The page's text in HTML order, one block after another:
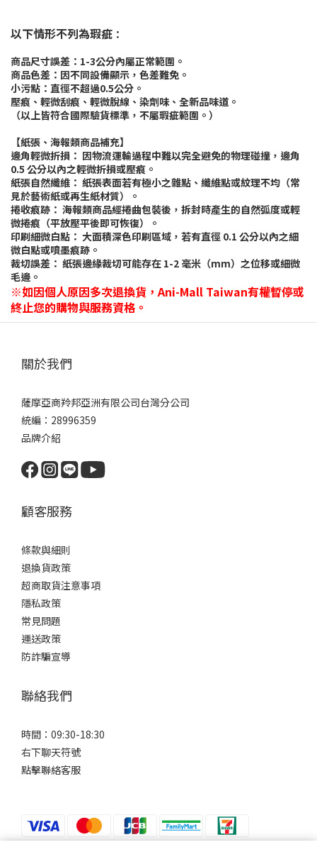
以下情形不列為瑕疵 ：
商品尺寸誤差：1-3公分內屬正常範圍。
商品色差：因不同設備顯示，色差難免。
小污點：直徑不超過0.5公分。
壓痕、輕微刮痕、輕微脫線、染劑味、全新品味道。
（以上皆符合國際驗貨標準，不屬瑕疵範圍。）
【紙張、海報類商品補充】
邊角輕微折損： 因物流運輸過程中難以完全避免的物理碰撞，邊角
0.5 公分以內之輕微折損或壓痕。
紙張自然纖維： 紙張表面若有極小之雜點、纖維點或紋理不均（常
見於藝術紙或再生紙材質）。
捲收痕跡： 海報類商品經捲曲包裝後，拆封時產生的自然弧度或輕
微捲痕（平放壓平後即可恢復）。
印刷細微白點： 大面積深色印刷區域，若有直徑 0.1 公分以內之細
微白點或噴墨痕跡。
裁切誤差： 紙張邊緣裁切可能存在 1-2 毫米（mm）之位移或細微
毛邊。
※如因個人原因多次退換貨，Ani-Mall Taiwan有權暫停或
終止您的購物與服務資格。
關於我們
薩摩亞商羚邦亞洲有限公司台灣分公司
統編：28996359
品牌介紹
顧客服務
條款與細則
退換貨政策
超商取貨注意事項
隱私政策
常見問題
運送政策
防詐騙宣導
聯絡我們
時間：09:30-18:30
右下聊天符號
點擊聯絡客服